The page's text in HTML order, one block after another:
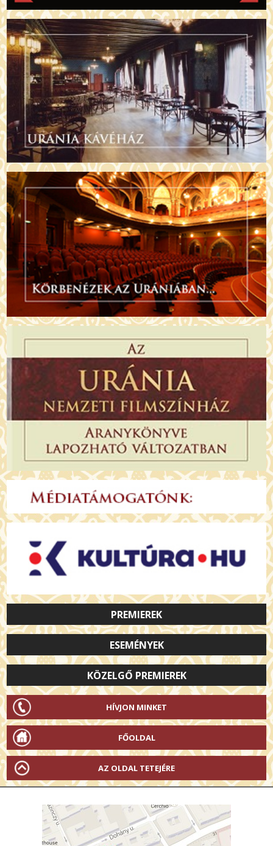
PREMIEREK
ESEMÉNYEK
KÖZELGŐ PREMIEREK
HÍVJON MINKET
FŐOLDAL
AZ OLDAL TETEJÉRE